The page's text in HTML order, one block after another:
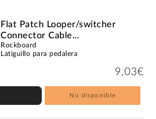
Flat Patch Looper/switcher
Connector Cable...
Rockboard
Latiguillo para pedalera
9,03€
No disponible